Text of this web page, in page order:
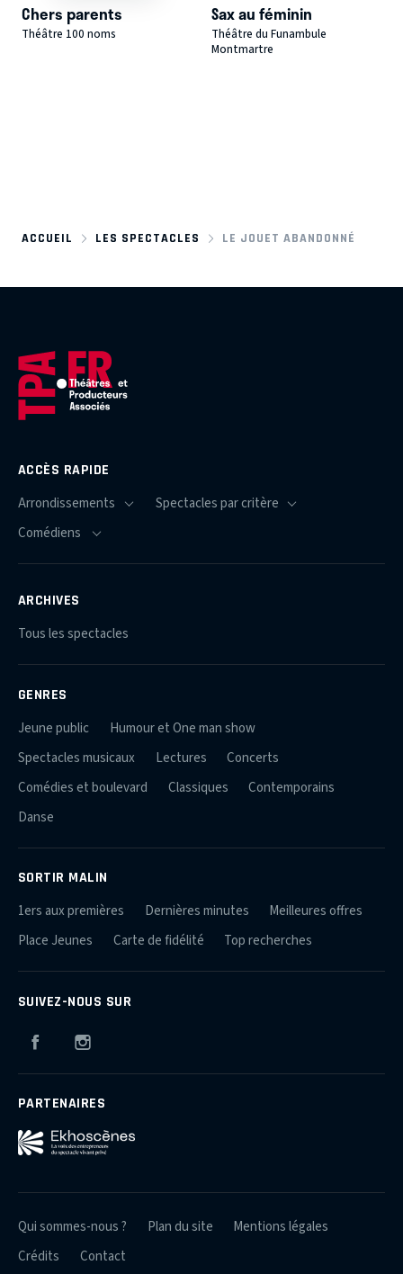
Chers parents
Théâtre 100 noms
Sax au féminin
Théâtre du Funambule
Montmartre
ACCUEIL LES SPECTACLES LE JOUET ABANDONNÉ
ACCÈS RAPIDE
ARCHIVES
Tous les spectacles
GENRES
Jeune public
Humour et One man show
Spectacles musicaux
Lectures
Concerts
Comédies et boulevard
Classiques
Contemporains
Danse
SORTIR MALIN
1ers aux premières Dernières minutes
Meilleures offres
Place Jeunes
Carte de fidélité Top recherches
SUIVEZ-NOUS SUR
Facebook
PARTENAIRES
Qui sommes-nous ? Plan du site
Mentions légales
Crédits
Contact